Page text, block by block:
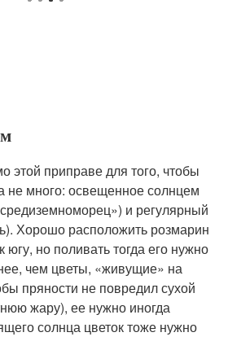
этой приправе для того, чтобы
не много: освещенное солнцем
и регулярный
Хорошо расположить розмарин
но поливать тогда его нужно
чем цветы, «живущие» на
пряности не повредил сухой
жару), ее нужно иногда
солнца цветок тоже нужно